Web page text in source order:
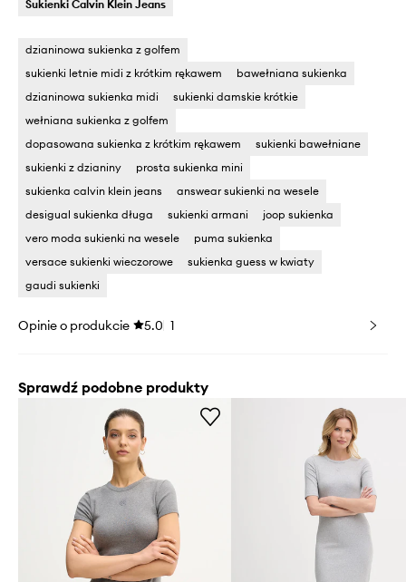
Sukienki Calvin Klein Jeans
dzianinowa sukienka z golfem
sukienki letnie midi z krótkim rękawem
bawełniana sukienka
dzianinowa sukienka midi
sukienki damskie krótkie
wełniana sukienka z golfem
dopasowana sukienka z krótkim rękawem
sukienki bawełniane
sukienki z dzianiny
prosta sukienka mini
sukienka calvin klein jeans
answear sukienki na wesele
desigual sukienka długa
sukienki armani
joop sukienka
vero moda sukienki na wesele
puma sukienka
versace sukienki wieczorowe
sukienka guess w kwiaty
gaudi sukienki
Opinie o produkcie 5.0 1
Sprawdź podobne produkty